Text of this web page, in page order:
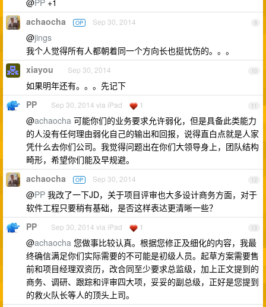
@PP +1
9
achaocha OP Sep 30, 2014
@jings
我个人觉得所有人都朝着同一个方向长也挺忧伤的。。。
10
xiayou Sep 30, 2014
如果明年还有。。。先记下
11
PP Sep 30, 2014 via iPad 1
@achaocha 可能你们的业务要求允许弱化，但是具备此类能力
的人没有任何理由弱化自己的输出和回报，说得直白点就是人家
凭什么去你们公司。我觉得问题出在你们大领导身上，团队结构
畸形，希望你们能及早规避。
12
achaocha OP Sep 30, 2014
@PP 我改了一下JD，关于项目评审也大多设计商务方面，对于
软件工程只要稍有基础，是否这样表达更清晰一些？
13
PP Sep 30, 2014 via iPad 1
@achaocha 您做事比较认真。根据您修正及细化的内容，我最
终确信满足你们实际需要的不可能是初级人员。起草方案需要售
前和项目经理双资历，改合同至少要求总监级，加上正文提到的
商务、调研、跟踪和评审四大项，妥妥的副总级，正好是您提到
的救火队长等人的顶头上司。